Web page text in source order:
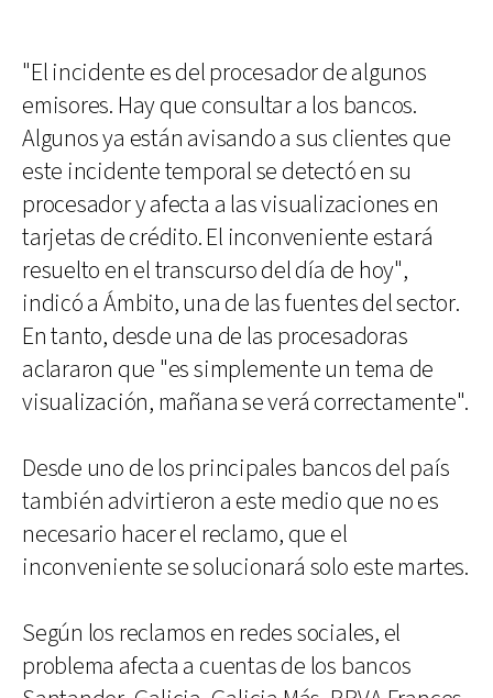
"El incidente es del procesador de algunos
emisores. Hay que consultar a los bancos.
Algunos ya están avisando a sus clientes que
este incidente temporal se detectó en su
procesador y afecta a las visualizaciones en
tarjetas de crédito. El inconveniente estará
resuelto en el transcurso del día de hoy",
indicó a Ámbito, una de las fuentes del sector.
En tanto, desde una de las procesadoras
aclararon que "es simplemente un tema de
visualización, mañana se verá correctamente".
Desde uno de los principales bancos del país
también advirtieron a este medio que no es
necesario hacer el reclamo, que el
inconveniente se solucionará solo este martes.
Según los reclamos en redes sociales, el
problema afecta a cuentas de los bancos